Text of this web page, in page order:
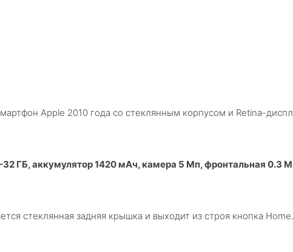
Apple 2010 года со стеклянным корпусом и Retina-
ГБ, аккумулятор 1420 мАч, камера 5 Мп, фронтальная 0.3
стеклянная задняя крышка и выходит из строя кнопка